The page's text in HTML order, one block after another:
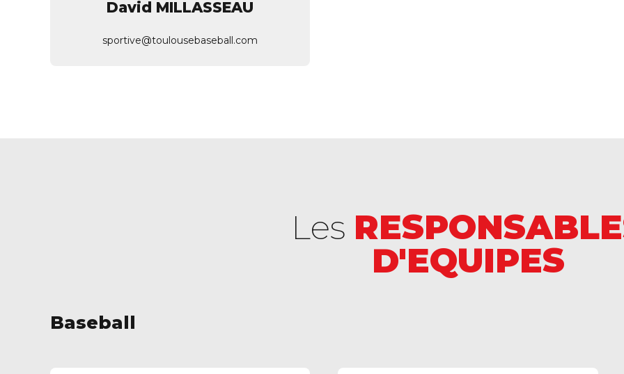
David MILLASSEAU
sportive@toulousebaseball.com
Les
D'EQUIPES
Baseball